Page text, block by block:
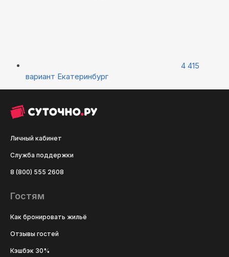
4 415
вариант Екатеринбург
Личный кабинет
Служба поддержки
8 (800) 555 2608
Гостям
Как бронировать жильё
Отзывы гостей
Кэшбэк 30%